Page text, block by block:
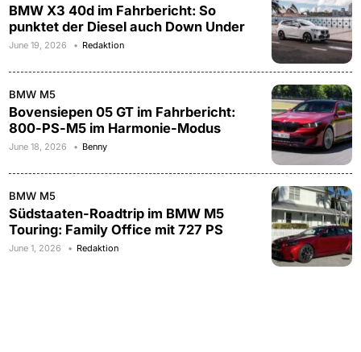
BMW X3 40d im Fahrbericht: So
punktet der Diesel auch Down Under
June 19, 2026 Redaktion
BMW M5
Bovensiepen 05 GT im Fahrbericht:
800-PS-M5 im Harmonie-Modus
June 18, 2026 Benny
BMW M5
Südstaaten-Roadtrip im BMW M5
Touring: Family Office mit 727 PS
June 1, 2026 Redaktion